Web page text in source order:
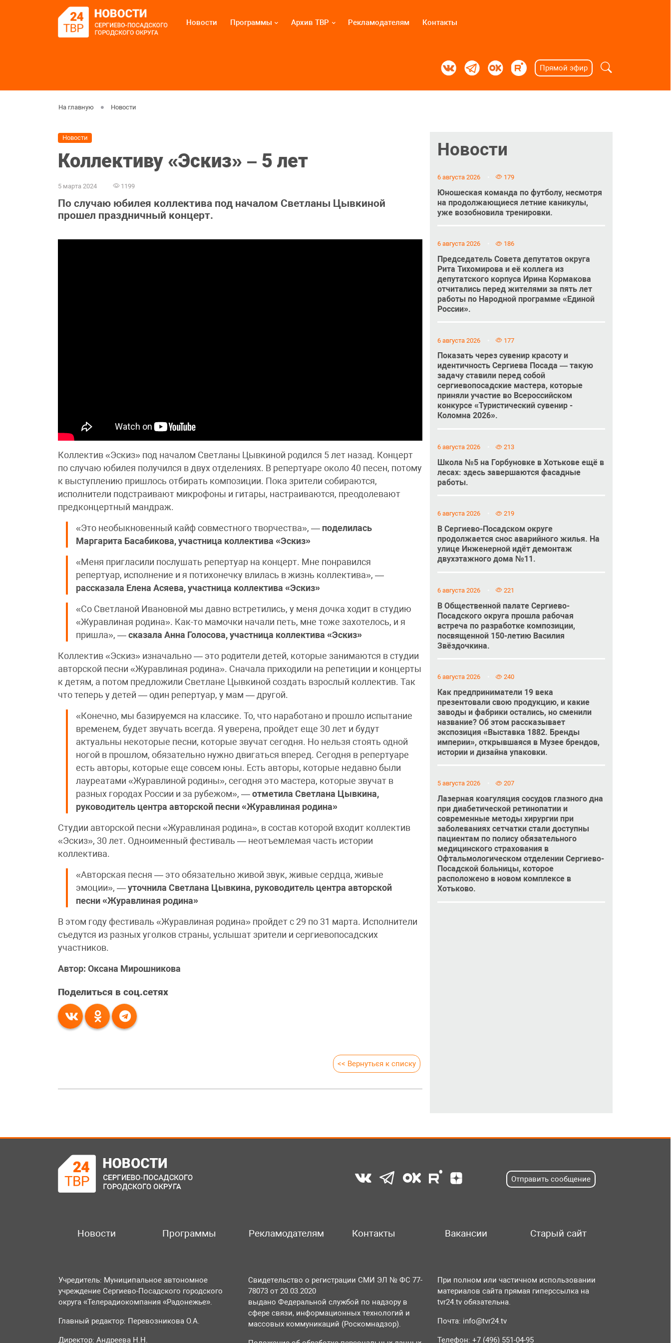
Новости Программы Архив ТВР Рекламодателям Контакты
Прямой эфир
На главную Новости
Новости
Коллективу «Эскиз» – 5 лет
5 марта 2024 1199
По случаю юбилея коллектива под началом Светланы Цывкиной
прошел праздничный концерт.
Коллектив «Эскиз» под началом Светланы Цывкиной родился 5 лет назад. Концерт
по случаю юбилея получился в двух отделениях. В репертуаре около 40 песен, потому
к выступлению пришлось отбирать композиции. Пока зрители собираются,
исполнители подстраивают микрофоны и гитары, настраиваются, преодолевают
предконцертный мандраж.
«Это необыкновенный кайф совместного творчества», — поделилась
Маргарита Басабикова, участница коллектива «Эскиз»
«Меня пригласили послушать репертуар на концерт. Мне понравился
репертуар, исполнение и я потихонечку влилась в жизнь коллектива», —
рассказала Елена Асяева, участница коллектива «Эскиз»
«Со Светланой Ивановной мы давно встретились, у меня дочка ходит в студию
«Журавлиная родина». Как-то мамочки начали петь, мне тоже захотелось, и я
пришла», —сказала Анна Голосова, участница коллектива «Эскиз»
Коллектив «Эскиз» изначально — это родители детей, которые занимаются в студии
авторской песни «Журавлиная родина». Сначала приходили на репетиции и концерты
к детям, а потом предложили Светлане Цывкиной создать взрослый коллектив. Так
что теперь у детей — один репертуар, у мам — другой.
«Конечно, мы базируемся на классике. То, что наработано и прошло испытание
временем, будет звучать всегда. Я уверена, пройдет еще 30 лет и будут
актуальны некоторые песни, которые звучат сегодня. Но нельзя стоять одной
ногой в прошлом, обязательно нужно двигаться вперед. Сегодня в репертуаре
есть авторы, которые еще совсем юны. Есть авторы, которые недавно были
лауреатами «Журавлиной родины», сегодня это мастера, которые звучат в
разных городах России и за рубежом», —отметила Светлана Цывкина,
руководитель центра авторской песни «Журавлиная родина»
Студии авторской песни «Журавлиная родина», в состав которой входит коллектив
«Эскиз», 30 лет. Одноименный фестиваль — неотъемлемая часть истории
коллектива.
«Авторская песня — это обязательно живой звук, живые сердца, живые
эмоции», —уточнила Светлана Цывкина, руководитель центра авторской
песни «Журавлиная родина»
В этом году фестиваль «Журавлиная родина» пройдет с 29 по 31 марта. Исполнители
съедутся из разных уголков страны, услышат зрители и сергиевопосадских
участников.
Автор: Оксана Мирошникова
Поделиться в соц.сетях
<< Вернуться к списку
Новости
6 августа 2026 179
Юношеская команда по футболу, несмотря
на продолжающиеся летние каникулы,
уже возобновила тренировки.
6 августа 2026 186
Председатель Совета депутатов округа
Рита Тихомирова и её коллега из
депутатского корпуса Ирина Кормакова
отчитались перед жителями за пять лет
работы по Народной программе «Единой
России».
6 августа 2026 177
Показать через сувенир красоту и
идентичность Сергиева Посада — такую
задачу ставили перед собой
сергиевопосадские мастера, которые
приняли участие во Всероссийском
конкурсе «Туристический сувенир -
Коломна 2026».
6 августа 2026 213
Школа №5 на Горбуновке в Хотькове ещё в
лесах: здесь завершаются фасадные
работы.
6 августа 2026 219
В Сергиево-Посадском округе
продолжается снос аварийного жилья. На
улице Инженерной идёт демонтаж
двухэтажного дома №11.
6 августа 2026 221
В Общественной палате Сергиево-
Посадского округа прошла рабочая
встреча по разработке композиции,
посвященной 150-летию Василия
Звёздочкина.
6 августа 2026 240
Как предприниматели 19 века
презентовали свою продукцию, и какие
заводы и фабрики остались, но сменили
название? Об этом рассказывает
экспозиция «Выставка 1882. Бренды
империи», открывшаяся в Музее брендов,
истории и дизайна упаковки.
5 августа 2026 207
Лазерная коагуляция сосудов глазного дна
при диабетической ретинопатии и
современные методы хирургии при
заболеваниях сетчатки стали доступны
пациентам по полису обязательного
медицинского страхования в
Офтальмологическом отделении Сергиево-
Посадской больницы, которое
расположено в новом комплексе в
Хотьково.
Отправить сообщение
Новости Программы Рекламодателям Контакты Вакансии Старый сайт
Учредитель: Муниципальное автономное
учреждение Сергиево-Посадского городского
округа «Телерадиокомпания «Радонежье».
Главный редактор: Перевозникова О.А.
Директор: Андреева Н.Н.
Свидетельство о регистрации СМИ ЭЛ № ФС 77-
78073 от 20.03.2020
выдано Федеральной службой по надзору в
сфере связи, информационных технологий и
массовых коммуникаций (Роскомнадзор).
При полном или частичном использовании
материалов сайта прямая гиперссылка на
tvr24.tv обязательна.
Почта: info@tvr24.tv
Телефон: +7 (496) 551-04-95